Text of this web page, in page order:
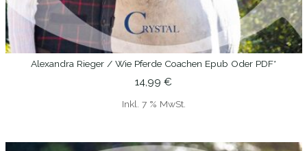
IN DEN WARENKORB
Alexandra Rieger / Wie Pferde Coachen Epub Oder PDF*
14,99 €
Inkl. 7 % MwSt.